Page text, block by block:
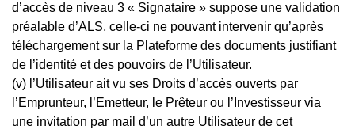
d’accès de niveau 3 « Signataire » suppose une validation
préalable d’ALS, celle-ci ne pouvant intervenir qu’après
téléchargement sur la Plateforme des documents justifiant
de l’identité et des pouvoirs de l’Utilisateur.
(v) l’Utilisateur ait vu ses Droits d’accès ouverts par
l’Emprunteur, l’Emetteur, le Prêteur ou l’Investisseur via
une invitation par mail d’un autre Utilisateur de cet